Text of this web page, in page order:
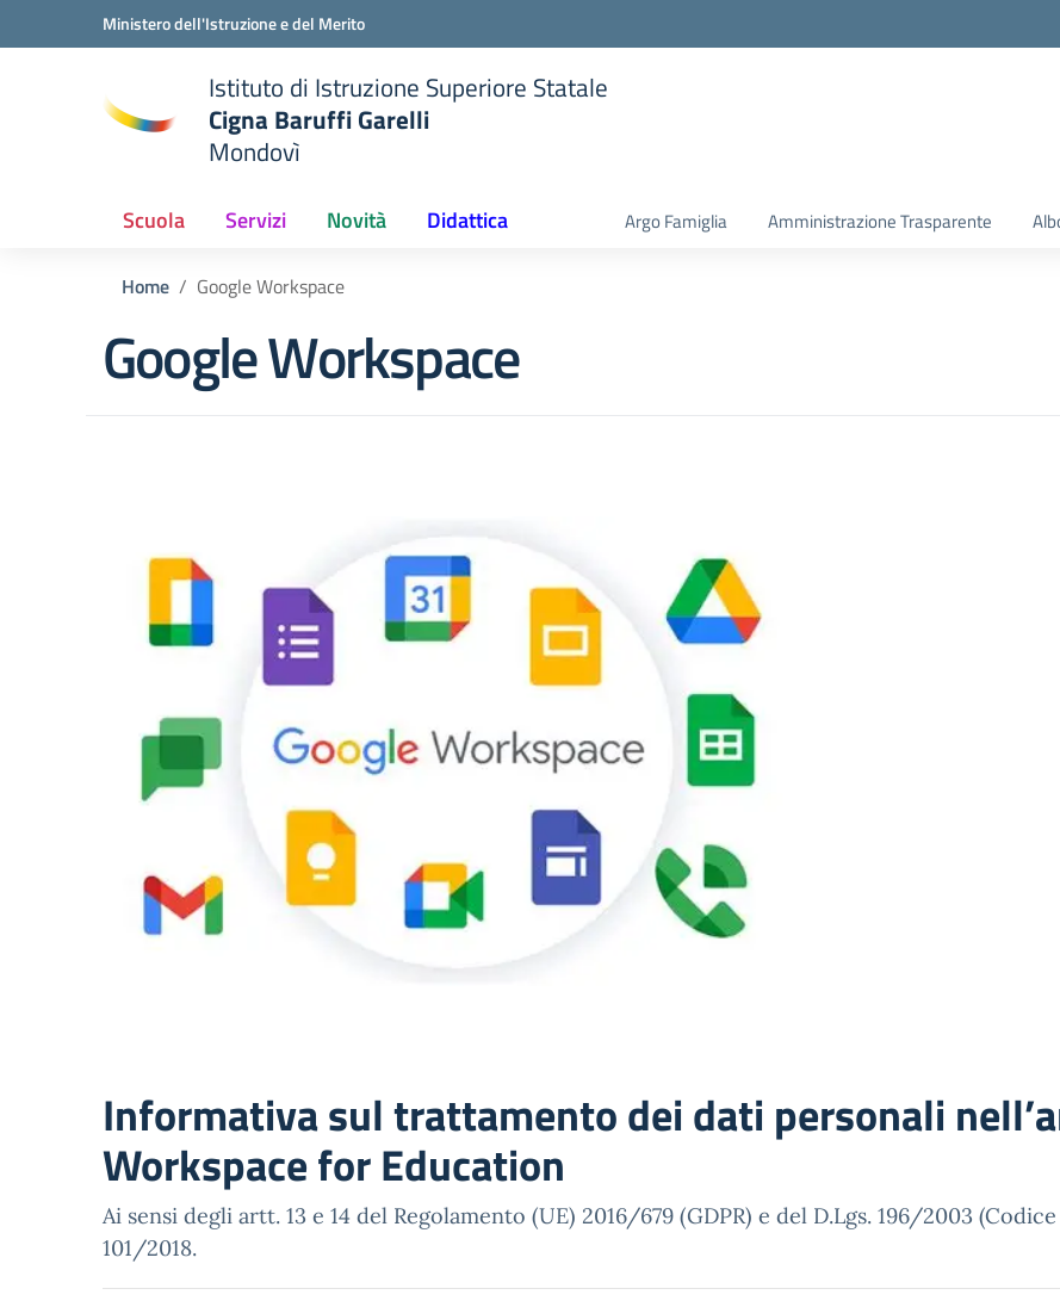
Vai ai contenuti
Vai al menu di navigazioneMinistero dell'Istruzione e del Merito
Istituto di Istruzione Superiore Statale
Cigna Baruffi Garelli
Mondovì
Scuola Servizi Novità Didattica Argo Famiglia Amministrazione Trasparente
Home Google Workspace
Google Workspace
Informativa sul trattamento dei dati personali
Workspace for Education
Ai sensi degli artt. 13 e 14 del Regolamento (UE) 2016/679 (GDPR) e del D.Lgs. 196/2003
101/2018.